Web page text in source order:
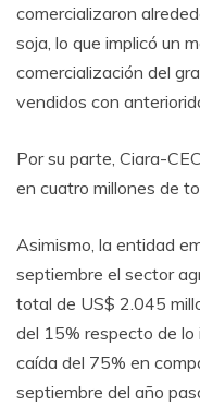
comercializaron
soja, lo que implicó un
comercialización del
vendidos con
Por su parte, Ciara-
en cuatro millones de
Asimismo, la entidad
septiembre el sector
total de US$ 2.045
del 15% respecto de lo
caída del 75% en
septiembre del año